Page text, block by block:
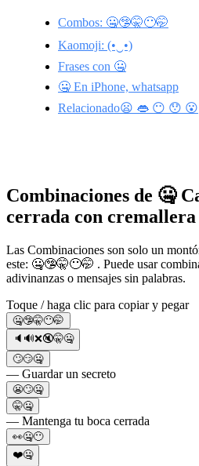
Combos: 🤐🤥🤫😶🤭
Kaomoji: (•‿•)
Frases con 🤐
🤐 En iPhone, whatsapp
Relacionado😦 👄 😶 😯 😮
Combinaciones de 🤐
cerrada con cremallera
Las Combinaciones son solo un
este: 🤐🤥🤫😶🤭 . Puede usar
adivinanzas o mensajes sin palabras.
Toque / haga clic para copiar y pegar
🤐🤥🤫😶🤭
🔈🔊❌🔇🤫🤐
🙄😏🤐
— Guardar un secreto
😬🙄🤐
🤫🤐
— Mantenga tu boca cerrada
👀🤐😶
❤️🤐